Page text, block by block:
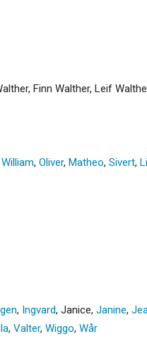
Finn Walther, Leif
William, Oliver, Matheo, Sivert,
, Ingvard, Janice, Janine,
, Valter, Wiggo, Wår